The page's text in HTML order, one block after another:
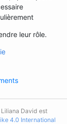
leur rôle.
David est
4.0 International